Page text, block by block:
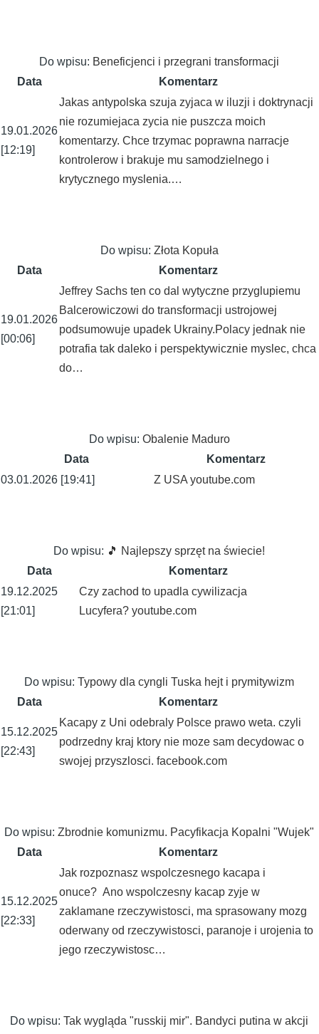
Do wpisu: Beneficjenci i przegrani transformacji
Data
Komentarz
19.01.2026
[12:19]
Jakas antypolska szuja zyjaca w iluzji i doktrynacji
nie rozumiejaca zycia nie puszcza moich
komentarzy. Chce trzymac poprawna narracje
kontrolerow i brakuje mu samodzielnego i
krytycznego myslenia.…
Do wpisu: Złota Kopuła
Data
Komentarz
19.01.2026
[00:06]
Jeffrey Sachs ten co dal wytyczne przyglupiemu
Balcerowiczowi do transformacji ustrojowej
podsumowuje upadek Ukrainy.Polacy jednak nie
potrafia tak daleko i perspektywicznie myslec, chca
do…
Do wpisu: Obalenie Maduro
Data
Komentarz
03.01.2026 [19:41]
Z USA youtube.com
Do wpisu: 🎵 Najlepszy sprzęt na świecie!
Data
Komentarz
19.12.2025
[21:01]
Czy zachod to upadla cywilizacja
Lucyfera? youtube.com
Do wpisu:Typowy dla cyngli Tuska hejt i prymitywizm
Data
Komentarz
15.12.2025
[22:43]
Kacapy z Uni odebraly Polsce prawo weta. czyli
podrzedny kraj ktory nie moze sam decydowac o
swojej przyszlosci. facebook.com
Do wpisu:Zbrodnie komunizmu. Pacyfikacja Kopalni "Wujek"
Data
Komentarz
15.12.2025
[22:33]
Jak rozpoznasz wspolczesnego kacapa i
onuce? Ano wspolczesny kacap zyje w
zaklamane rzeczywistosci, ma sprasowany mozg
oderwany od rzeczywistosci, paranoje i urojenia to
jego rzeczywistosc…
Do wpisu:Tak wygląda "russkij mir". Bandyci putina w akcji